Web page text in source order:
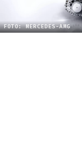
FOTO: MERCEDES-AMG